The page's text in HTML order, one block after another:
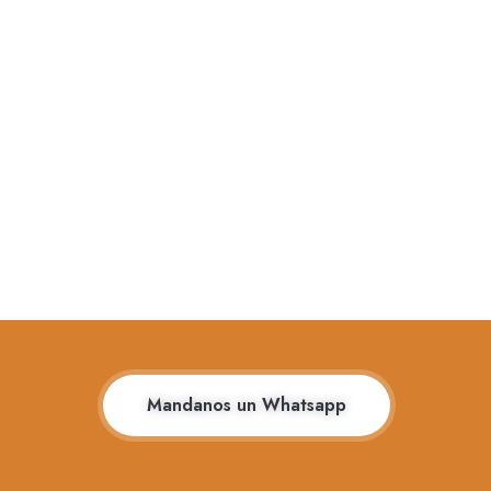
Mandanos un Whatsapp